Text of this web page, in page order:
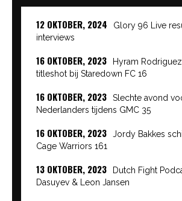
12 OKTOBER, 2024
Glory 96 Live
interviews
16 OKTOBER, 2023
Hyram
titleshot bij Staredown FC 16
16 OKTOBER, 2023
Slechte avond
Nederlanders tijdens GMC 35
16 OKTOBER, 2023
Jordy Bakkes
Cage Warriors 161
13 OKTOBER, 2023
Dutch Fight
Dasuyev & Leon Jansen